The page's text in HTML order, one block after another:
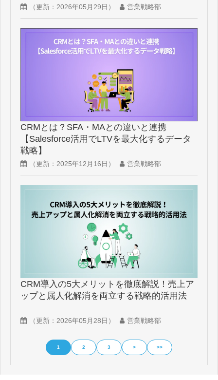
（更新： 2026年05月29日 ） 営業戦略部
CRMとは？SFA・MAとの違いと連携
【Salesforce活用でLTVを最大化するデータ
戦略】
（更新： 2025年12月16日 ） 営業戦略部
CRM導入の5大メリットを徹底解説！売上ア
ップと属人化解消を両立する戦略的活用法
（更新： 2026年05月28日 ） 営業戦略部
1 2 3 > >>